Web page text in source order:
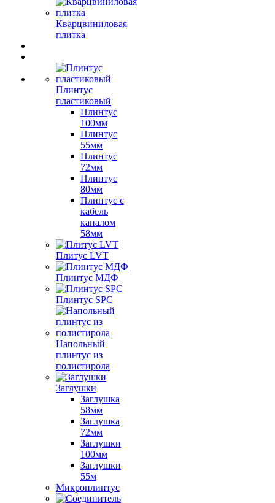
Кварцвиниловая
плитка
Плинтус
пластиковый
Плинтус
100мм
Плинтус
55мм
Плинтус
72мм
Плинтус
80мм
Плинтус с
кабель
каналом
58мм
Плитус LVT
Плинтус МДФ
Плинтус SPC
Напольный
плинтус из
полистирола
Заглушки
Заглушка
58мм
Заглушка
72мм
Заглушки
100мм
Заглушки
55м
Микроплинтус